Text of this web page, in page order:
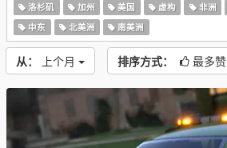
洛杉矶
加州 美国 虚构 非洲
中东
北美洲 南美洲
从： 上个月 排序方式： 最多赞